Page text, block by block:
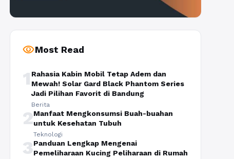
visibilityMost Read
1 Rahasia Kabin Mobil Tetap Adem dan
Mewah! Solar Gard Black Phantom Series
Jadi Pilihan Favorit di Bandung
Berita
2Manfaat Mengkonsumsi Buah-buahan
untuk Kesehatan Tubuh
Teknologi
3Panduan Lengkap Mengenai
Pemeliharaan Kucing Peliharaan di Rumah